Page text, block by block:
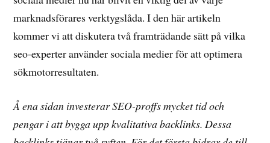
marknadsförares verktygslåda. I den här artikeln
kommer vi att diskutera två framträdande sätt på vilka
seo-experter använder sociala medier för att optimera
sökmotorresultaten.
Å ena sidan investerar SEO-proffs mycket tid och
pengar i att bygga upp kvalitativa backlinks. Dessa